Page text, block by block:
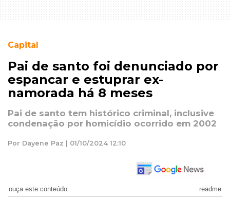
Capital
Pai de santo foi denunciado por
espancar e estuprar ex-
namorada há 8 meses
Pai de santo tem histórico criminal, inclusive
condenação por homicídio ocorrido em 2002
Por Dayene Paz | 01/10/2024 12:10
ouça este conteúdo readme